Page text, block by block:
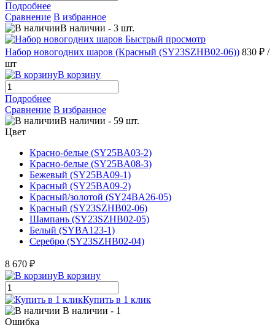
Подробнее
Сравнение В избранное
В наличии - 3 шт.
Быстрый просмотр
Набор новогодних шаров (Красный (SY23SZHB02-06)) 830 ₽ /
шт
В корзину
Подробнее
Сравнение В избранное
В наличии - 59 шт.
Цвет
Красно-белые (SY25BA03-2)
Красно-белые (SY25BA08-3)
Бежевый (SY25BA09-1)
Красный (SY25BA09-2)
Красный/золотой (SY24BA26-05)
Красный (SY23SZHB02-06)
Шампань (SY23SZHB02-05)
Белый (SYBA123-1)
Серебро (SY23SZHB02-04)
8 670 ₽
В корзину
Купить в 1 клик
В наличии - 1
Ошибка